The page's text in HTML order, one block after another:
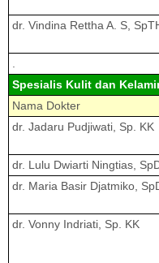
dr. Vindina Rettha A. S,
Spesialis Kulit dan
Nama Dokter
dr. Jadaru Pudjiwati, Sp. KK
dr. Lulu Dwiarti Ningtias,
dr. Maria Basir Djatmiko,
dr. Vonny Indriati, Sp. KK